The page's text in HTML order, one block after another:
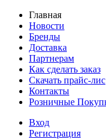
Главная
Новости
Бренды
Доставка
Партнерам
Как сделать заказ
Скачать прайс-лис
Контакты
Розничные
Вход
Регистрация